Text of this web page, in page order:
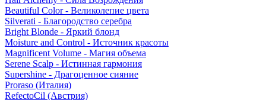
Beautiful Color - Великолепие цвета
Silverati - Благородство серебра
Bright Blonde - Яркий блонд
Moisture and Control - Источник красоты
Magnificent Volume - Магия объема
Serene Scalp - Истинная гармония
Supershine - Драгоценное сияние
Proraso (Италия)
RefectoCil (Австрия)